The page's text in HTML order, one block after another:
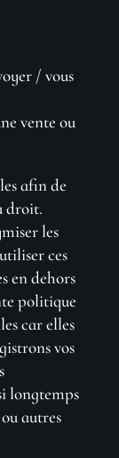
/ vous
vente ou
afin de
droit.
les
ces
en dehors
politique
car elles
vos
longtemps
autres